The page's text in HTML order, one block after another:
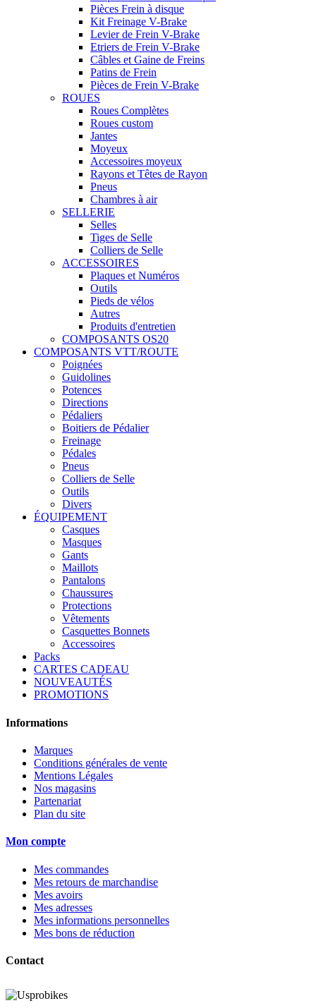
Pièces Frein à disque
Kit Freinage V-Brake
Levier de Frein V-Brake
Etriers de Frein V-Brake
Câbles et Gaine de Freins
Patins de Frein
Pièces de Frein V-Brake
ROUES
Roues Complètes
Roues custom
Jantes
Moyeux
Accessoires moyeux
Rayons et Têtes de Rayon
Pneus
Chambres à air
SELLERIE
Selles
Tiges de Selle
Colliers de Selle
ACCESSOIRES
Plaques et Numéros
Outils
Pieds de vélos
Autres
Produits d'entretien
COMPOSANTS OS20
COMPOSANTS VTT/ROUTE
Poignées
Guidolines
Potences
Directions
Pédaliers
Boitiers de Pédalier
Freinage
Pédales
Pneus
Colliers de Selle
Outils
Divers
ÉQUIPEMENT
Casques
Masques
Gants
Maillots
Pantalons
Chaussures
Protections
Vêtements
Casquettes Bonnets
Accessoires
Packs
CARTES CADEAU
NOUVEAUTÉS
PROMOTIONS
Informations
Marques
Conditions générales de vente
Mentions Légales
Nos magasins
Partenariat
Plan du site
Mon compte
Mes commandes
Mes retours de marchandise
Mes avoirs
Mes adresses
Mes informations personnelles
Mes bons de réduction
Contact